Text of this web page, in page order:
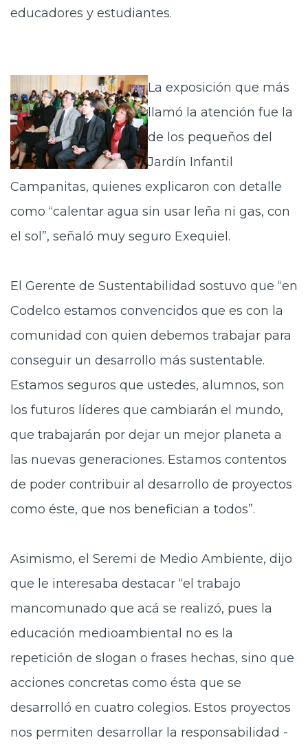
educadores y estudiantes.
La exposición que más
llamó la atención fue la
de los pequeños del
Jardín Infantil
Campanitas, quienes explicaron con detalle
como “calentar agua sin usar leña ni gas, con
el sol”, señaló muy seguro Exequiel.
El Gerente de Sustentabilidad sostuvo que “en
Codelco estamos convencidos que es con la
comunidad con quien debemos trabajar para
conseguir un desarrollo más sustentable.
Estamos seguros que ustedes, alumnos, son
los futuros líderes que cambiarán el mundo,
que trabajarán por dejar un mejor planeta a
las nuevas generaciones. Estamos contentos
de poder contribuir al desarrollo de proyectos
como éste, que nos benefician a todos”.
Asimismo, el Seremi de Medio Ambiente, dijo
que le interesaba destacar “el trabajo
mancomunado que acá se realizó, pues la
educación medioambiental no es la
repetición de slogan o frases hechas, sino que
acciones concretas como ésta que se
desarrolló en cuatro colegios. Estos proyectos
nos permiten desarrollar la responsabilidad -